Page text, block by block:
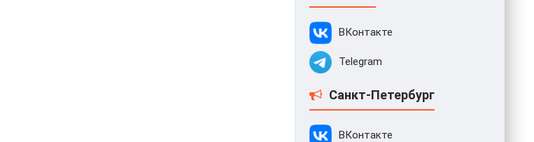
ВКонтакте
Telegram
Санкт-Петербург
ВКонтакте